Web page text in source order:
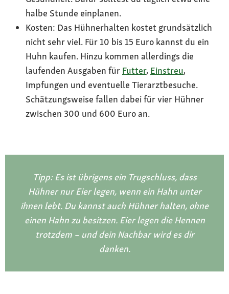
halbe Stunde einplanen.
Kosten: Das Hühnerhalten kostet grundsätzlich
nicht sehr viel. Für 10 bis 15 Euro kannst du ein
Huhn kaufen. Hinzu kommen allerdings die
laufenden Ausgaben für Futter, Einstreu,
Impfungen und eventuelle Tierarztbesuche.
Schätzungsweise fallen dabei für vier Hühner
zwischen 300 und 600 Euro an.
Tipp: Es ist übrigens ein Trugschluss, dass
Hühner nur Eier legen, wenn ein Hahn unter
ihnen lebt. Du kannst auch Hühner halten, ohne
einen Hahn zu besitzen. Eier legen die Hennen
trotzdem – und dein Nachbar wird es dir
danken.